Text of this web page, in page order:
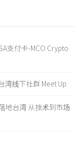
支付卡-MCO Crypto
湾线下社群 Meet Up
地台湾 从技术到市场